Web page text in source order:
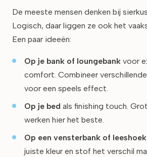
De meeste mensen denken bij
Logisch, daar liggen ze ook het
Een paar ideeën:
Op je bank of loungebank voor
comfort. Combineer
voor een speels effect.
Op je bed als finishing touch.
werken hier het beste.
Op een vensterbank of leeshoek
juiste kleur en stof het verschil